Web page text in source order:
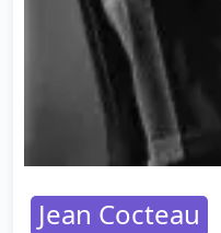
Jean Cocteau